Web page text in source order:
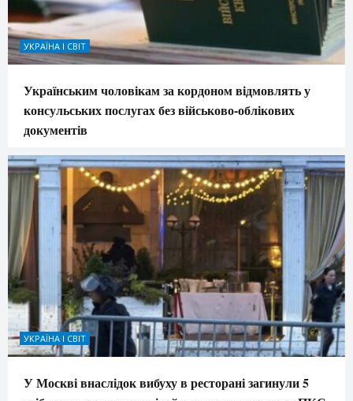
УКРАЇНА І СВІТ
Українським чоловікам за кордоном відмовлять у
консульських послугах без військово-облікових
документів
УКРАЇНА І СВІТ
У Москві внаслідок вибуху в ресторані загинули 5